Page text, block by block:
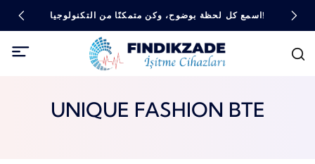
اسمع كل لحظة بوضوح، وكن متمكنًا من التكنولوجيا!
UNIQUE FASHION BTE